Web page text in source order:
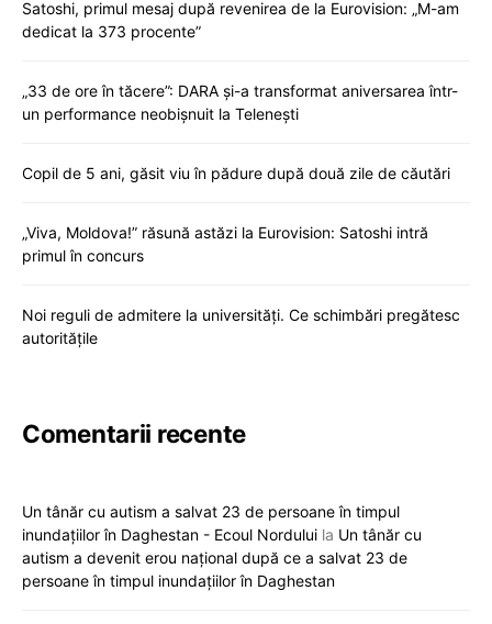
Satoshi, primul mesaj după revenirea de la Eurovision: „M-am
dedicat la 373 procente”
„33 de ore în tăcere”: DARA și-a transformat aniversarea într-
un performance neobișnuit la Telenești
Copil de 5 ani, găsit viu în pădure după două zile de căutări
„Viva, Moldova!” răsună astăzi la Eurovision: Satoshi intră
primul în concurs
Noi reguli de admitere la universități. Ce schimbări pregătesc
autoritățile
Comentarii recente
Un tânăr cu autism a salvat 23 de persoane în timpul
inundațiilor în Daghestan - Ecoul Nordului la Un tânăr cu
autism a devenit erou național după ce a salvat 23 de
persoane în timpul inundațiilor în Daghestan